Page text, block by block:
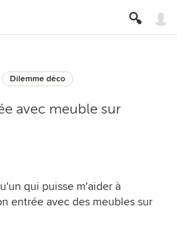
Dilemme déco
avec meuble sur
qui puisse m'aider à
entrée avec des meubles sur